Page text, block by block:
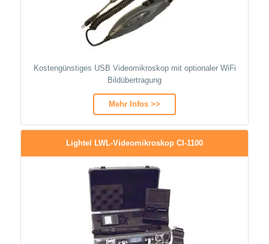
Kostengünstiges USB Videomikroskop mit optionaler WiFi
Bildübertragung
Mehr Infos >>
Lightel LWL-Videomikroskop CI-1100